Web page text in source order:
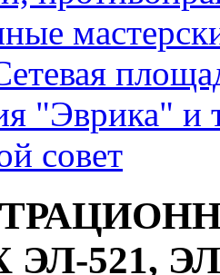
"Эврика" и
совет
521,